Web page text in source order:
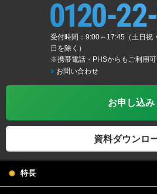
受付時間：9:00～17:45（土日祝
日を除く）
※携帯電話・PHSからもご利用
お問い合わせ
お申し込み
資料ダウンロ
特長